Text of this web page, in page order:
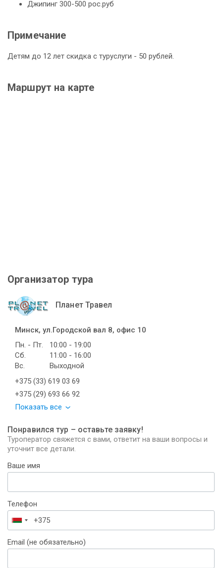
Джипинг 300-500 рос.руб
Примечание
Детям до 12 лет скидка с туруслуги - 50 рублей.
Маршрут на карте
Организатор тура
Планет Травел
Минск, ул.Городской вал 8, офис 10
Пн. - Пт.
10:00 - 19:00
Сб.
11:00 - 16:00
Вс.
Выходной
+375 (33) 619 03 69
+375 (29) 693 66 92
Показать все
Понравился тур – оставьте заявку!
Туроператор свяжется с вами, ответит на ваши вопросы и
уточнит все детали.
Ваше имя
Телефон
Беларусь
+375
Email (не обязательно)